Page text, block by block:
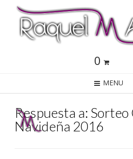
0
MENU
Respuesta a:
Navideña 2016